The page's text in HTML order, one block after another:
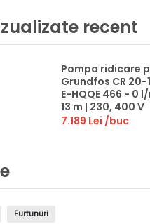
recent
Pompa ridicare
Grundfos CR 20-
E-HQQE 466 - 0
13 m | 230, 400 V
7.189 Lei /buc
Furtunuri